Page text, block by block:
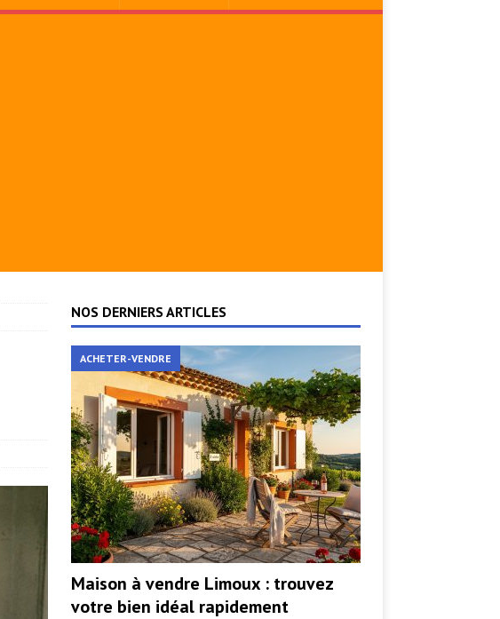
NOS DERNIERS ARTICLES
ACHETER-VENDRE
Maison à vendre Limoux : trouvez
votre bien idéal rapidement